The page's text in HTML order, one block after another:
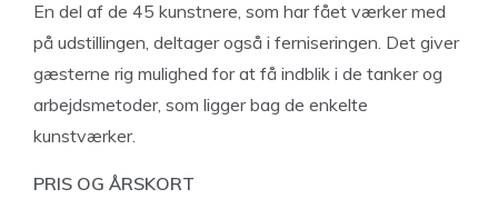
En del af de 45 kunstnere, som har fået værker med
på udstillingen, deltager også i ferniseringen. Det giver
gæsterne rig mulighed for at få indblik i de tanker og
arbejdsmetoder, som ligger bag de enkelte
kunstværker.
PRIS OG ÅRSKORT